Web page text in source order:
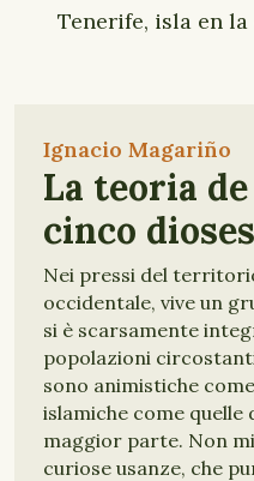
Tenerife, isla en
Ignacio Magariño
La teoria
cinco dioses
Nei pressi del
occidentale, vive un
si è scarsamente
popolazioni
sono animistiche
islamiche come quelle
maggior parte. Non
curiose usanze, che